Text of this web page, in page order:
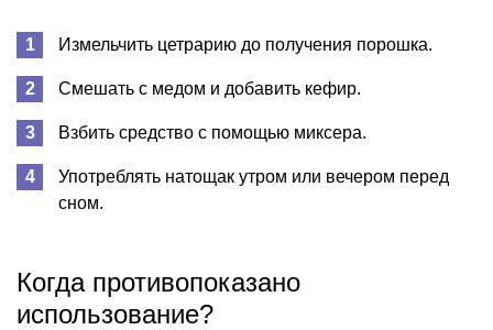
Измельчить цетрарию до получения порошка.
Смешать с медом и добавить кефир.
Взбить средство с помощью миксера.
Употреблять натощак утром или вечером перед
сном.
Когда противопоказано
использование?